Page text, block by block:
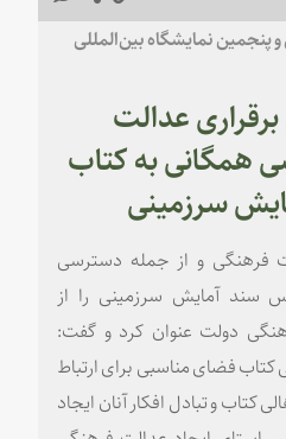
پنجمین نمایشگاه بین‌المللی
عدالت
همگانی به کتاب
سرزمینی
فرهنگی و از جمله دسترسی
سند آمایش سرزمینی را از
دولت عنوان کرد و گفت:
کتاب فضای مناسبی برای ارتباط
کتاب و تبادل افکار آنان ایجاد